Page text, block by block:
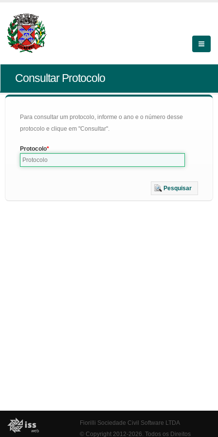
Consultar Protocolo
Para consultar um protocolo, informe o ano e o número desse
protocolo e clique em "Consultar".
Protocolo
Pesquisar
Fiorilli Sociedade Civil Software LTDA
© Copyright 2012-2026. Todos os Direitos